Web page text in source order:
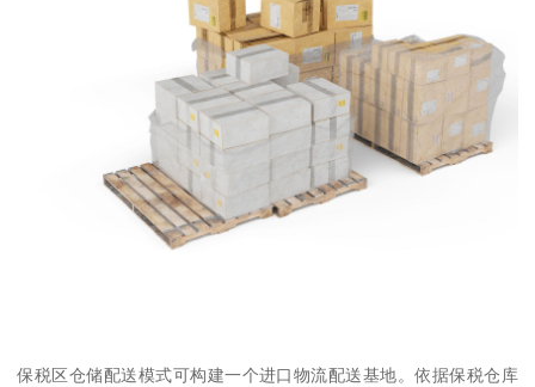
保税区仓储配送模式可构建一个进口物流配送基地。依据保税仓库